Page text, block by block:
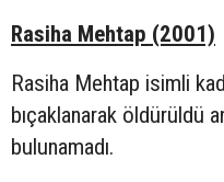
Rasiha Mehtap (2001)
Rasiha Mehtap isimli
bıçaklanarak öldürüldü
bulunamadı.